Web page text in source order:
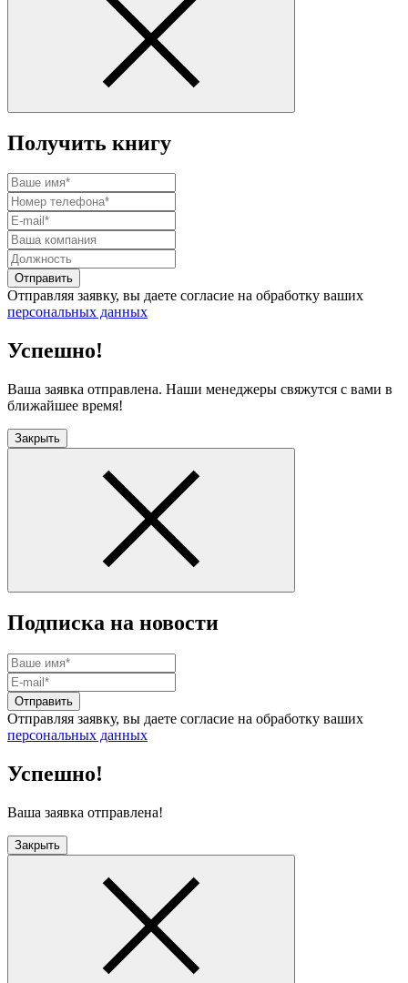
Получить книгу
Отправить
Отправляя заявку, вы даете согласие на обработку ваших
персональных данных
Успешно!
Ваша заявка отправлена. Наши менеджеры свяжутся с вами в
ближайшее время!
Закрыть
Подписка на новости
Отправить
Отправляя заявку, вы даете согласие на обработку ваших
персональных данных
Успешно!
Ваша заявка отправлена!
Закрыть